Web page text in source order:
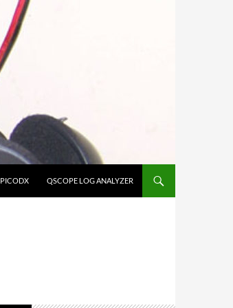
PICODX QSCOPE LOG ANALYZER